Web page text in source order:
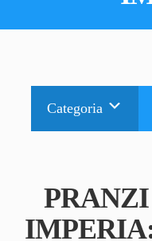
Categoria